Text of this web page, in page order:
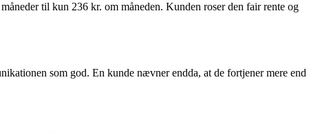
til kun 236 kr. om måneden. Kunden roser den fair rente og
som god. En kunde nævner endda, at de fortjener mere end